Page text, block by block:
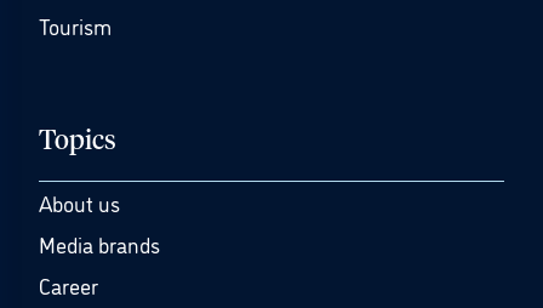
Tourism
Topics
About us
Media brands
Career